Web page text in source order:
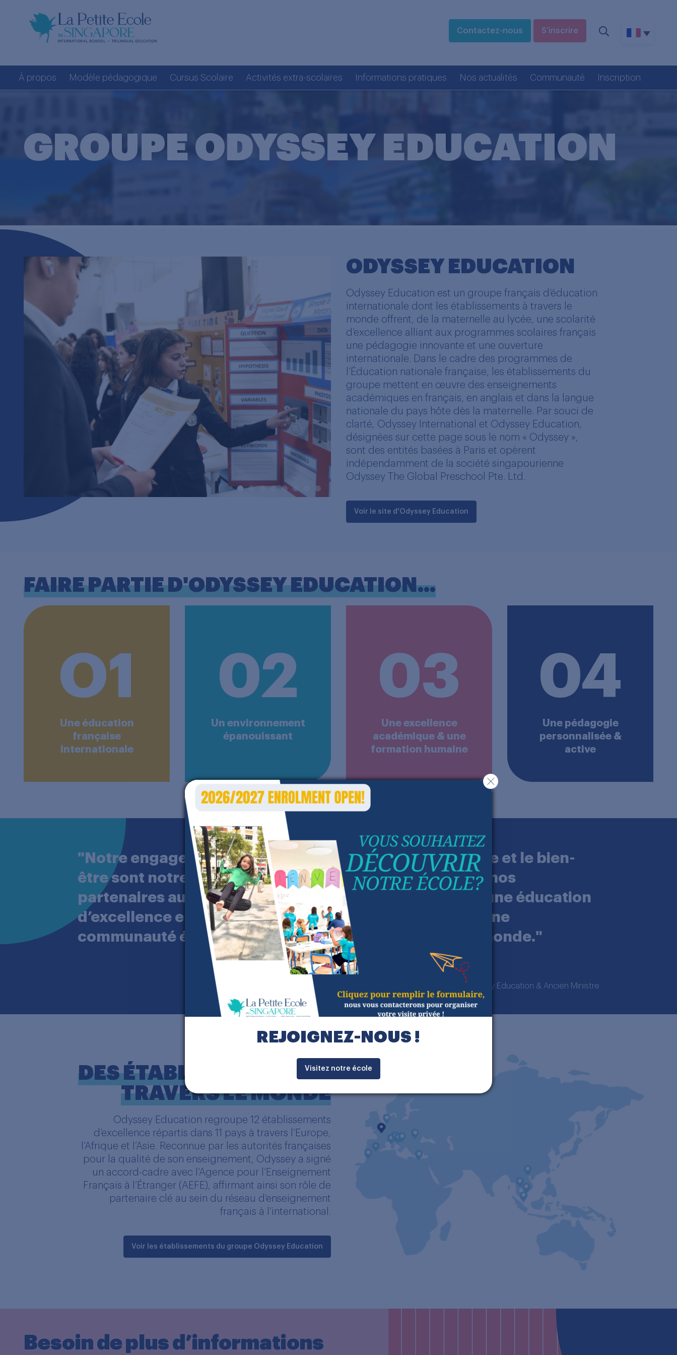
Contactez-nous S’inscrire
À propos Modèle pédagogique Cursus Scolaire Activités extra-scolaires Informations pratiques Nos actualités Communauté Inscription
GROUPE ODYSSEY EDUCATION
ODYSSEY EDUCATION
Odyssey Education est un groupe français d’éducation
internationale dont les établissements à travers le
monde offrent, de la maternelle au lycée, une scolarité
d’excellence alliant aux programmes scolaires français
une pédagogie innovante et une ouverture
internationale. Dans le cadre des programmes de
l’Éducation nationale française, les établissements du
groupe mettent en œuvre des enseignements
académiques en français, en anglais et dans la langue
nationale du pays hôte dès la maternelle. Par souci de
clarté, Odyssey International et Odyssey Education,
désignées sur cette page sous le nom « Odyssey »,
sont des entités basées à Paris et opèrent
indépendamment de la société singapourienne
Odyssey The Global Preschool Pte. Ltd.
Voir le site d'Odyssey Education
FAIRE PARTIE D'ODYSSEY EDUCATION...
O1
Une éducation
française
internationale
02
Un environnement
épanouissant
03
Une excellence
académique & une
formation humaine
04
Une pédagogie
personnalisée &
active
"Notre engagement s’adresse aux élèves dont la réussite et le bien-
être sont notre priorité, mais aussi aux parents qui sont nos
partenaires au quotidien : offrir à chacun de nos élèves une éducation
d’excellence en les accueillant, avec leur famille, dans une
communauté éducative bienveillante et ouverte sur le monde."
Luc CHATEL
Président du Groupe Odyssey Education & Ancien Ministre
DES ÉTABLISSEMENTS À
TRAVERS LE MONDE
Odyssey Education regroupe 12 établissements
d’excellence répartis dans 11 pays à travers l’Europe,
l’Afrique et l’Asie. Reconnue par les autorités françaises
pour la qualité de son enseignement, Odyssey a signé
un accord-cadre avec l’Agence pour l’Enseignement
Français à l’Étranger (AEFE), affirmant ainsi son rôle de
partenaire clé au sein du réseau d’enseignement
français à l’international.
Voir les établissements du groupe Odyssey Education
Besoin de plus d’informations
REJOIGNEZ-NOUS !
Visitez notre école